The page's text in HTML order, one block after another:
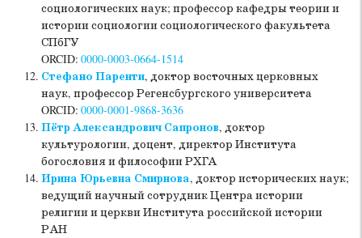
социологических наук; профессор кафедры теории и
истории социологии социологического факультета
СПбГУ
ORCID: 0000-0003-0664-1514
Стефано Паренти, доктор восточных церковных
наук, профессор Регенсбургского университета
ORCID: 0000-0001-9868-3636
Пётр Александрович Сапронов, доктор
культурологии, доцент, директор Института
богословия и философии РХГА
Ирина Юрьевна Смирнова, доктор исторических наук;
ведущий научный сотрудник Центра истории
религии и церкви Института российской истории
РАН